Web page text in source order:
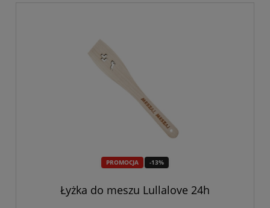
PROMOCJA -13%
Łyżka do meszu Lullalove 24h